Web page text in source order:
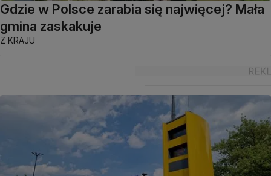
Gdzie w Polsce zarabia się najwięcej? Mała
gmina zaskakuje
Z KRAJU